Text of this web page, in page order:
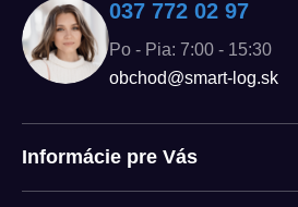
037 772 02 97
Po - Pia: 7:00 - 15:30
obchod@smart-log.sk
Informácie pre Vás